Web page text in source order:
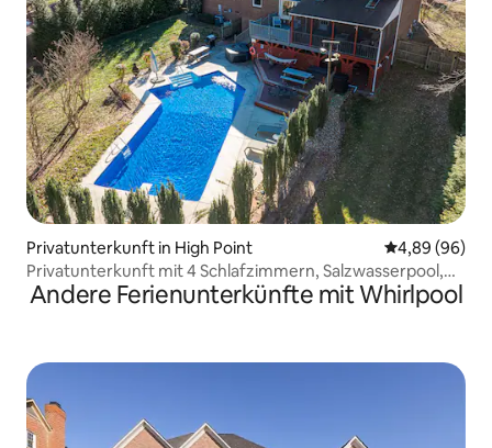
Privatunterkunft in High Point
4,89 (96)
Privatunterkunft mit 4 Schlafzimmern, Salzwasserpool,
Whirlpool und Feuerstelle
Andere Ferienunterkünfte mit Whirlpool